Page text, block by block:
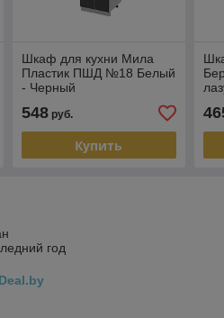
Шкаф для кухни Мила
Пластик ПШД №18 Белый
- Черный
548руб.
Купить
год
Deal.by